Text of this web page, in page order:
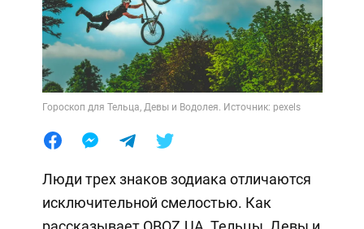
Гороскоп для Тельца, Девы и Водолея. Источник: pexels
Люди трех знаков зодиака отличаются
исключительной смелостью. Как